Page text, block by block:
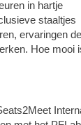
in hartje
staaltjes
ervaringen
Hoe mooi